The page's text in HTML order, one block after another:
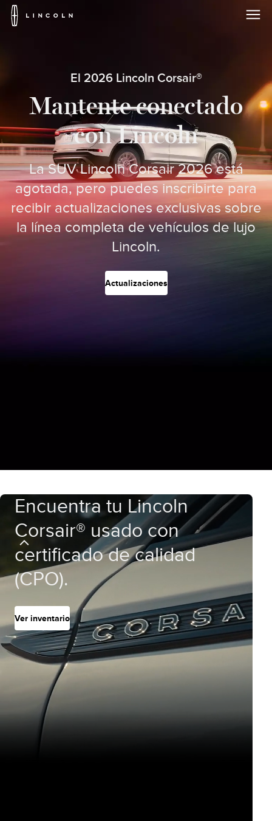
El 2026 Lincoln Corsair®
Mantente conectado
con Lincoln
La SUV Lincoln Corsair 2026 está
agotada, pero puedes inscribirte para
recibir actualizaciones exclusivas sobre
la línea completa de vehículos de lujo
Lincoln.
Actualizaciones
Encuentra tu Lincoln
Corsair® usado con
certificado de calidad
(CPO).
Ver inventario